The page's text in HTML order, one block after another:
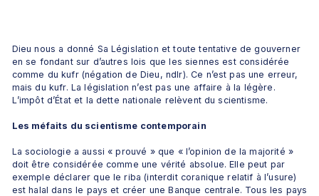
Dieu nous a donné Sa Législation et toute tentative de gouverner
en se fondant sur d’autres lois que les siennes est considérée
comme du kufr (négation de Dieu, ndlr). Ce n’est pas une erreur,
mais du kufr. La législation n’est pas une affaire à la légère.
L’impôt d’État et la dette nationale relèvent du scientisme.
Les méfaits du scientisme contemporain
La sociologie a aussi « prouvé » que « l’opinion de la majorité »
doit être considérée comme une vérité absolue. Elle peut par
exemple déclarer que le riba (interdit coranique relatif à l’usure)
est halal dans le pays et créer une Banque centrale. Tous les pays